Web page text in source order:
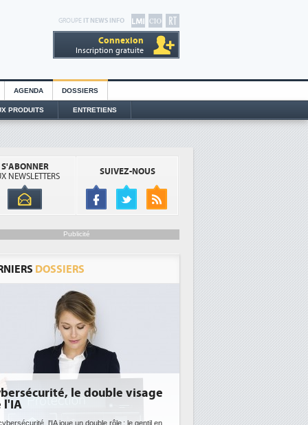
GROUPE IT NEWS INFO
Connexion
Inscription gratuite
AGENDA DOSSIERS
PRODUITS ENTRETIENS
S'ABONNER
NEWSLETTERS
SUIVEZ-NOUS
Publicité
DOSSIERS
DEE: l'efficacité énergétique
bientôt une obligation pour les
datacenters